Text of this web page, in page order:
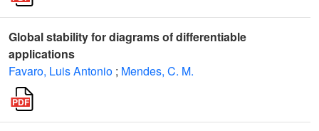
Global stability for diagrams of differentiable
applications
Favaro, Luis Antonio ; Mendes, C. M.